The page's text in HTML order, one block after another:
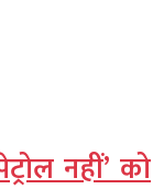
नहीं’ को